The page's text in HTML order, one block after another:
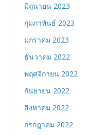
มิถุนายน 2023
กุมภาพันธ์ 2023
มกราคม 2023
ธันวาคม 2022
พฤศจิกายน 2022
กันยายน 2022
สิงหาคม 2022
กรกฎาคม 2022